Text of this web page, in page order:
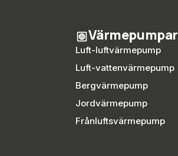
Värmepumpar
Luft-luftvärmepump
Luft-vattenvärmepump
Bergvärmepump
Jordvärmepump
Frånluftsvärmepump